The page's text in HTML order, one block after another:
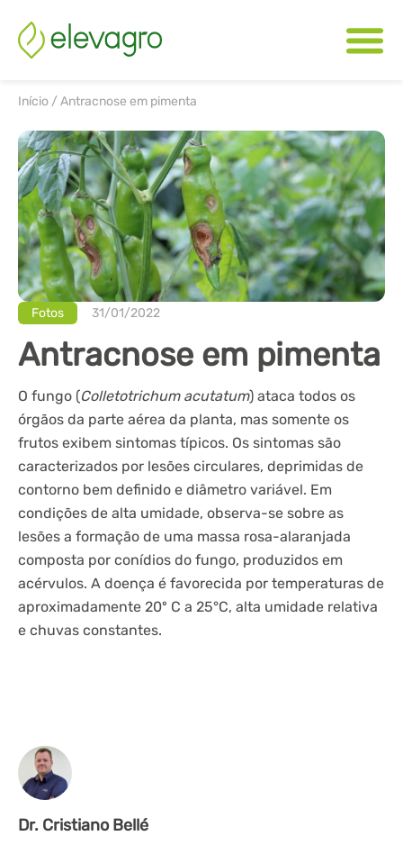
Início /Antracnose em pimenta
Fotos 31/01/2022
Antracnose em pimenta
O fungo (Colletotrichum acutatum) ataca todos os
órgãos da parte aérea da planta, mas somente os
frutos exibem sintomas típicos. Os sintomas são
caracterizados por lesões circulares, deprimidas de
contorno bem definido e diâmetro variável. Em
condições de alta umidade, observa-se sobre as
lesões a formação de uma massa rosa-alaranjada
composta por conídios do fungo, produzidos em
acérvulos. A doença é favorecida por temperaturas de
aproximadamente 20º C a 25°C, alta umidade relativa
e chuvas constantes.
Dr. Cristiano Bellé